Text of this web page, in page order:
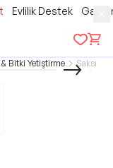
Evlilik Destek
Bitki Yetiştirme Saksı